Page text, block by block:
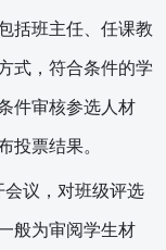
括班主任、任课教
式，符合条件的学
件审核参选人材
投票结果。
会议，对班级评选
般为审阅学生材